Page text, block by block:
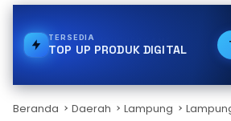
TERSEDIA
TOP UP PRODUK DIGITAL
Beranda Daerah Lampung